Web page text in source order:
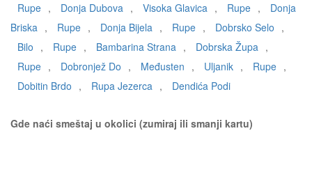
Rupe , Donja Dubova , Visoka Glavica , Rupe ,
Donja
Briska , Rupe , Donja Bijela , Rupe , Dobrsko Selo ,
Bilo , Rupe , Bambarina Strana , Dobrska Župa ,
Rupe , Dobronjež Do , Međusten , Uljanik , Rupe ,
Dobitin Brdo , Rupa Jezerca , Dendića Podi
Gde naći smeštaj u okolici (zumiraj ili smanji kartu)